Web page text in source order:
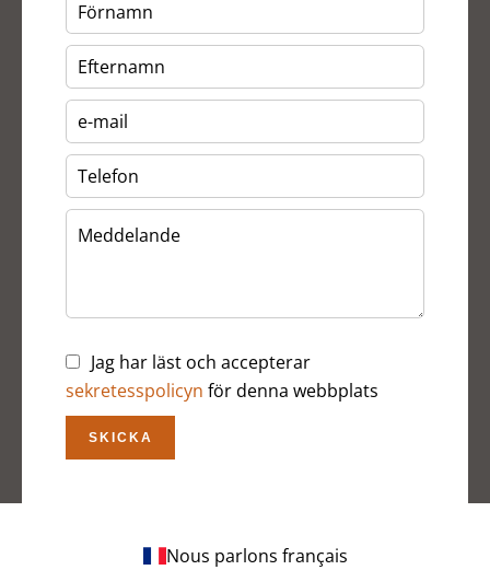
Jag har läst och accepterar
sekretesspolicyn för denna webbplats
SKICKA
Nous parlons français